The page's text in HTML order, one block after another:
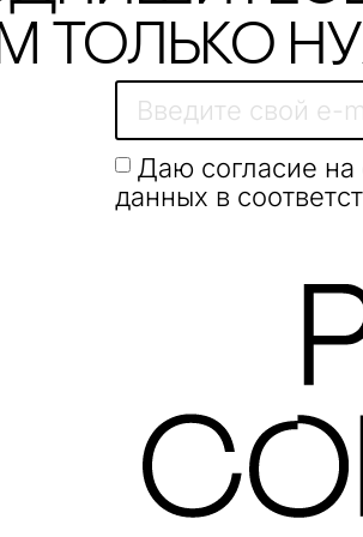
только
Даю согласие на
данных в